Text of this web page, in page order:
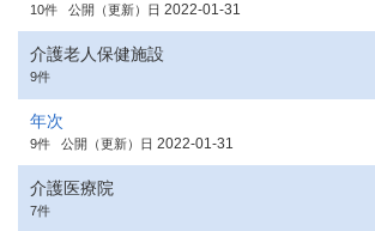
10件 公開（更新）日 2022-01-31
介護老人保健施設
9件
年次
9件 公開（更新）日 2022-01-31
介護医療院
7件